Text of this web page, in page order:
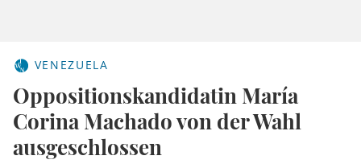
VENEZUELA
Oppositionskandidatin María
Corina Machado von der Wahl
ausgeschlossen